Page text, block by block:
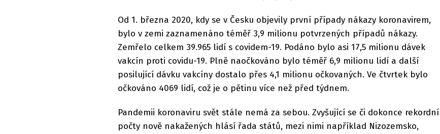
Od 1. března 2020, kdy se v Česku objevily první případy nákazy koronavirem,
bylo v zemi zaznamenáno téměř 3,9 milionu potvrzených případů nákazy.
Zemřelo celkem 39.965 lidí s covidem-19. Podáno bylo asi 17,5 milionu dávek
vakcín proti covidu-19. Plně naočkováno bylo téměř 6,9 milionu lidí a další
posilující dávku vakcíny dostalo přes 4,1 milionu očkovaných. Ve čtvrtek bylo
očkováno 4069 lidí, což je o pětinu více než před týdnem.
Pandemii koronaviru svět stále nemá za sebou. Zvyšující se či dokonce rekordní
počty nově nakažených hlásí řada států, mezi nimi například Nizozemsko,